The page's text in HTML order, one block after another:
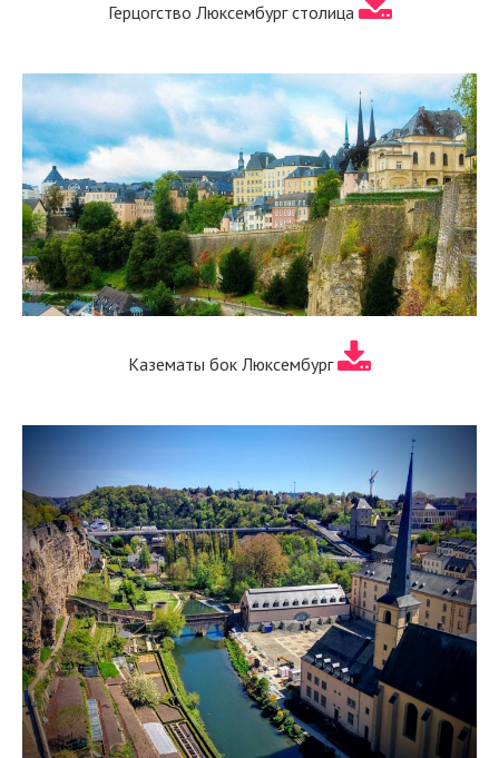
Герцогство Люксембург столица
Казематы бок Люксембург